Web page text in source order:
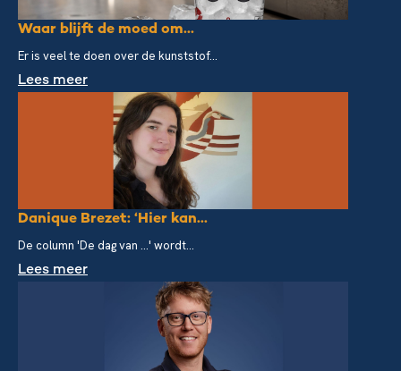
Waar blijft de moed om...
Er is veel te doen over de kunststof...
Lees meer
Danique Brezet: ‘Hier kan...
De column 'De dag van ...' wordt...
Lees meer